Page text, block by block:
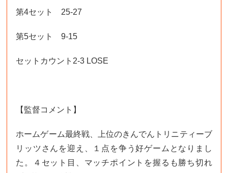
第4セット 25-27
第5セット 9-15
セットカウント2-3 LOSE
【監督コメント】
ホームゲーム最終戦、上位のきんでんトリニティーブ
リッツさんを迎え、１点を争う好ゲームとなりまし
た。４セット目、マッチポイントを握るも勝ち切れ